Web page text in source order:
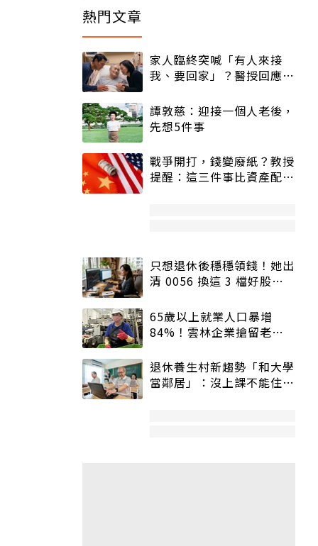
熱門文章
家人臨終突喊「有人來接
我、要回家」？醫授回應方
譚敦慈：迎接一個人老後，
先想5件事
戰爭開打，錢變廢紙？教授
提醒：這三件事比資產配置
只想退休後穩穩領錢！她出
清 0056 換這 3 檔好股：
65歲以上就業人口暴增
84%！雲林企業搶留老員
退休養生村新趨勢「和大學
當鄰居」：沒上課不能住、